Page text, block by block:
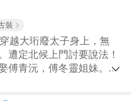
裝
越大珩廢太子身上，無
遭定北候上門討要說法！
傅青沅，傅冬靈姐妹。面